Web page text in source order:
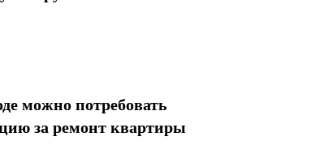
можно потребовать
за ремонт квартиры